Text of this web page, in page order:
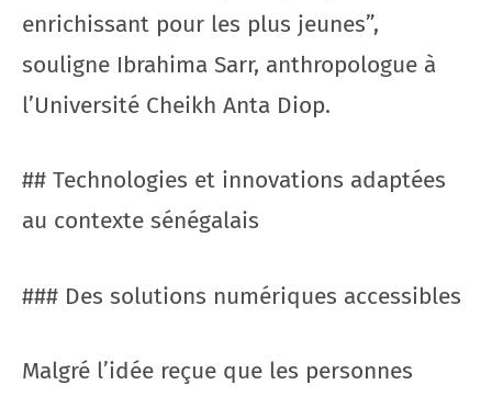
enrichissant pour les plus jeunes”,
souligne Ibrahima Sarr, anthropologue à
l’Université Cheikh Anta Diop.
## Technologies et innovations adaptées
au contexte sénégalais
### Des solutions numériques accessibles
Malgré l’idée reçue que les personnes